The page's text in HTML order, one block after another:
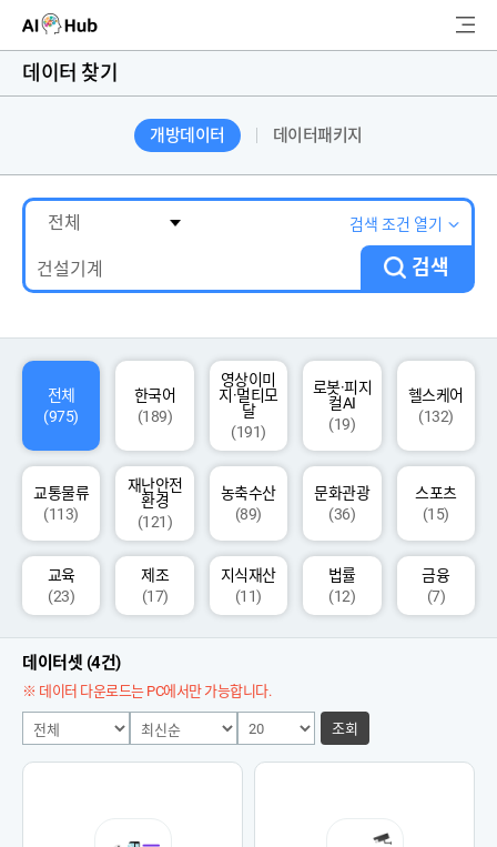
AI-Hub
AI 데이터찾기
AI 허브소개
AI 개발지원
고객지원
색
데이터 찾기
개방데이터 데이터패키지
검색 조건 열기
검색
전체
(975)
한국어
(189)
영상이미
지·멀티모
달
(191)
로봇·피지
컬AI
(19)
헬스케어
(132)
교통물류
(113)
재난안전
환경
(121)
농축수산
(89)
문화관광
(36)
스포츠
(15)
교육
(23)
제조
(17)
지식재산
(11)
법률
(12)
금융
(7)
데이터셋 (4건)
※ 데이터 다운로드는 PC에서만 가능합니다.
조회